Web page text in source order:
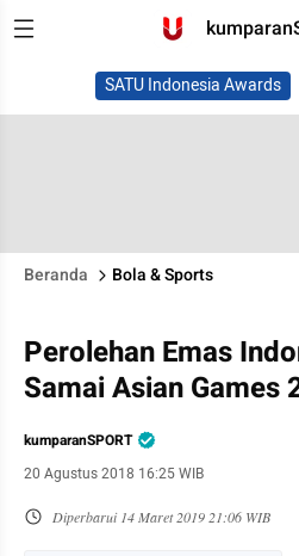
SATU Indonesia Awards
Beranda Bola & Sports
Perolehan Emas
Samai Asian Games
kumparanSPORT
20 Agustus 2018 16:25 WIB
Diperbarui 14 Maret 2019 21:06 WIB